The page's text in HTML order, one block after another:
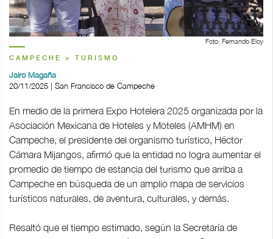
Foto: Fernando Eloy
CAMPECHE > TURISMO
Jairo Magaña
20/11/2025 | San Francisco de Campeche
En medio de la primera Expo Hotelera 2025 organizada por la
Asociación Mexicana de Hoteles y Moteles (AMHM) en
Campeche, el presidente del organismo turístico, Héctor
Cámara Mijangos, afirmó que la entidad no logra aumentar el
promedio de tiempo de estancia del turismo que arriba a
Campeche en búsqueda de un amplio mapa de servicios
turísticos naturales, de aventura, culturales, y demás.
Resaltó que el tiempo estimado, según la Secretaría de